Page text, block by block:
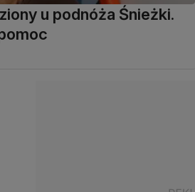
u podnóża Śnieżki.